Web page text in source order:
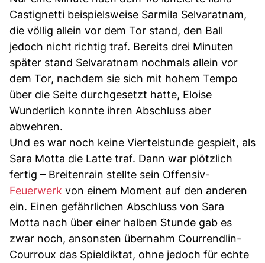
Castignetti beispielsweise Sarmila Selvaratnam,
die völlig allein vor dem Tor stand, den Ball
jedoch nicht richtig traf. Bereits drei Minuten
später stand Selvaratnam nochmals allein vor
dem Tor, nachdem sie sich mit hohem Tempo
über die Seite durchgesetzt hatte, Eloise
Wunderlich konnte ihren Abschluss aber
abwehren.
Und es war noch keine Viertelstunde gespielt, als
Sara Motta die Latte traf. Dann war plötzlich
fertig – Breitenrain stellte sein Offensiv-
Feuerwerk von einem Moment auf den anderen
ein. Einen gefährlichen Abschluss von Sara
Motta nach über einer halben Stunde gab es
zwar noch, ansonsten übernahm Courrendlin-
Courroux das Spieldiktat, ohne jedoch für echte